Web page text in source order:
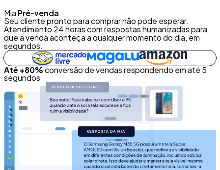
Mia Pré-venda
Seu cliente pronto para comprar não pode esperar.
Atendimento 24 horas com respostas humanizadas para
que a venda aconteça a qualquer momento do dia, em
segundos.
Até +80%conversão de vendas respondendo em até 5
segundos